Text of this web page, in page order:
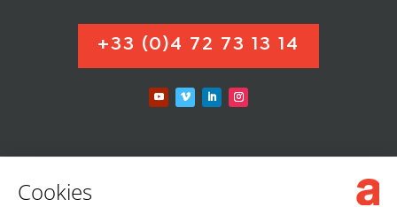
Cookies
+33 (0)4 72 73 13 14